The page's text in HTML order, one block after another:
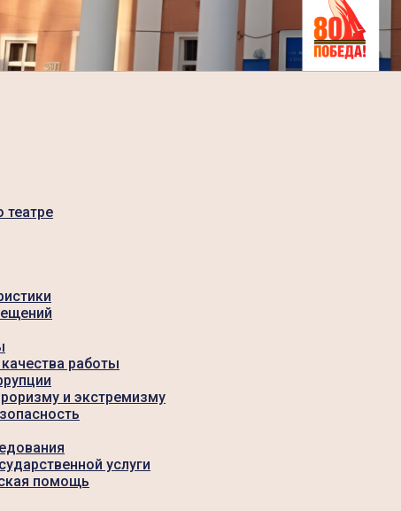
театре
работы
и экстремизму
услуги
помощь